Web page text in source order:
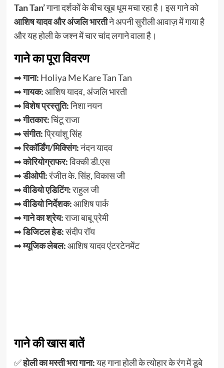
Tan Tan’गाना दर्शकों के बीच खूब धूम मचा रहा है। इस गाने को
आशिष यादव और अंजलि भारतीने अपनी सुरीली आवाज़ में गाया है
और यह होली के जश्न में चार चांद लगाने वाला है।
गाने का पूरा विवरण
➡गाना: Holiya Me Kare Tan Tan
➡गायक:आशिष यादव, अंजलि भारती
➡विशेष प्रस्तुति:निशा नयन
➡गीतकार:चिंटू राजा
➡संगीत:प्रियांशु सिंह
➡रिकॉर्डिंग/मिक्सिंग:नंदन यादव
➡कोरियोग्राफर:विक्की डी.एस
➡डीओपी:रंजीत के. सिंह, विकास जी
➡वीडियो एडिटिंग:राहुल जी
➡वीडियो निर्देशक:आशिष पार्क
➡गाने का श्रेय:राजा बाबू प्रेमी
➡डिजिटल हेड:संदीप रॉय
➡म्यूजिक लेबल:आशिष यादव एंटरटेनमेंट
गाने की खास बातें
✅होली का मस्ती भरा गाना:यह गाना होली के त्योहार के रंग में डूबे